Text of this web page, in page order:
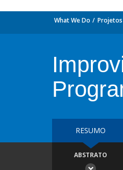
What We Do
RESUMO
ABSTRATO